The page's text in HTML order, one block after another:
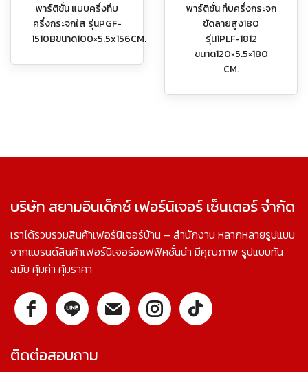
พาร์ติชั่น แบบครึ่งทึบ
ครึ่งกระจกใส รุ่นPGF-
1510Bขนาด100×5.5x156CM.
พาร์ติชั่น ทึบครึ่งกระจก
ขัดลายสูง180
รุ่น1PLF-1812
ขนาด120×5.5×180
CM.
บริษัท สยามอินเด็กซ์ เฟอร์นิเจอร์ เซ็นเตอร์ จำกัด
เราได้รวบรวมสินค้าเฟอร์นิเจอร์บ้าน – สำนักงาน หลากหลายรูปแบบ
จากแบรนด์สินค้าเฟอร์นิเจอร์ออฟฟิศชั้นนำ มีคุณภาพ รูปแบบทัน
สมัย คุ้มค่า คุ้มราคา
ติดต่อสอบถาม